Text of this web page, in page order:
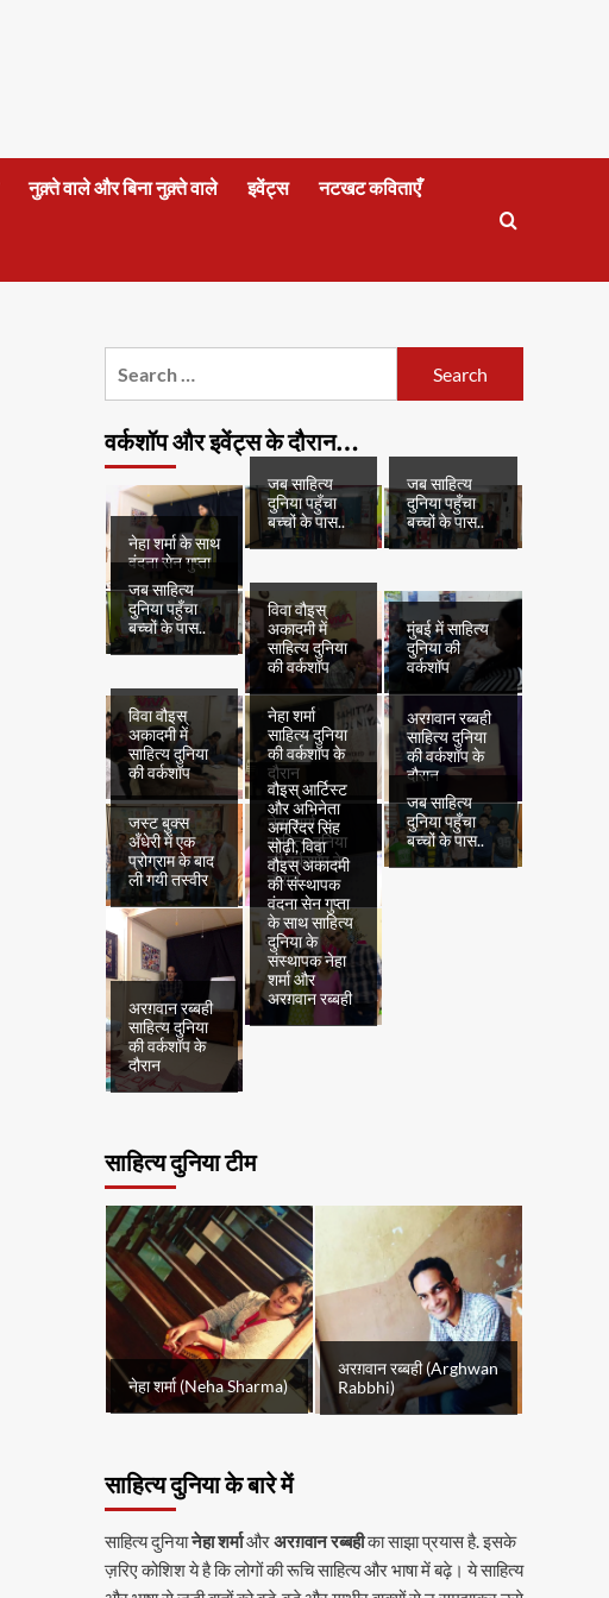
नुक़्ते वाले और बिना नुक़्ते वाले इवेंट्स नटखट कविताएँ
वर्कशॉप और इवेंट्स के दौरान…
नेहा शर्मा के साथ
वंदना सेन गुप्ता
जब साहित्य
दुनिया पहुँचा
बच्चों के पास..
जब साहित्य
दुनिया पहुँचा
बच्चों के पास..
जब साहित्य
दुनिया पहुँचा
बच्चों के पास..
विवा वौइस्
अकादमी में
साहित्य दुनिया
की वर्कशॉप
मुंबई में साहित्य
दुनिया की
वर्कशॉप
विवा वौइस्
अकादमी में
साहित्य दुनिया
की वर्कशॉप
नेहा शर्मा
साहित्य दुनिया
की वर्कशॉप के
दौरान
अरग़वान रब्बही
साहित्य दुनिया
की वर्कशॉप के
दौरान
जस्ट बुक्स
अँधेरी में एक
प्रोग्राम के बाद
ली गयी तस्वीर
नेहा शर्मा
साहित्य दुनिया
की वर्कशॉप के
दौरान
जब साहित्य
दुनिया पहुँचा
बच्चों के पास..
अरग़वान रब्बही
साहित्य दुनिया
की वर्कशॉप के
दौरान
वौइस् आर्टिस्ट
और अभिनेता
अमरिंदर सिंह
सोढ़ी, विवा
वौइस् अकादमी
की संस्थापक
वंदना सेन गुप्ता
के साथ साहित्य
दुनिया के
संस्थापक नेहा
शर्मा और
अरग़वान रब्बही
साहित्य दुनिया टीम
नेहा शर्मा (Neha Sharma)
अरग़वान रब्बही (Arghwan
Rabbhi)
साहित्य दुनिया के बारे में
साहित्य दुनियानेहा शर्माऔरअरग़वान रब्बहीका साझा प्रयास है. इसके
ज़रिए कोशिश ये है कि लोगों की रूचि साहित्य और भाषा में बढ़े। ये साहित्य